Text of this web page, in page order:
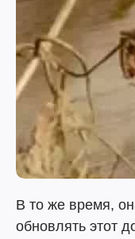
В то же время,
обновлять этот